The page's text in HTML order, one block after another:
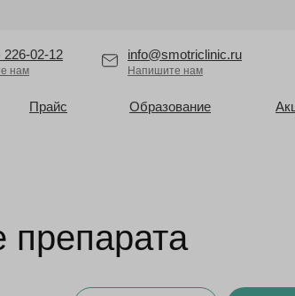
нам
226-02-12
Прайс Образование
info@smotriclinic.ru
Напишите нам
препарата